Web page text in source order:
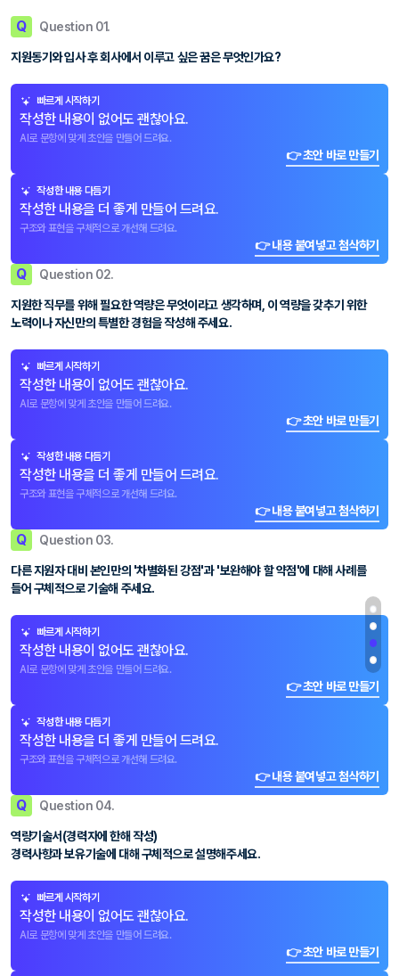
Q Question 01.
지원동기와 입사 후 회사에서 이루고 싶은 꿈은 무엇인가요?
빠르게 시작하기
작성한 내용이 없어도 괜찮아요.
AI로 문항에 맞게 초안을 만들어 드려요.
👉 초안 바로 만들기
작성한 내용 다듬기
작성한 내용을 더 좋게 만들어 드려요.
구조와 표현을 구체적으로 개선해 드려요.
👉 내용 붙여넣고 첨삭하기
Q Question 02.
지원한 직무를 위해 필요한 역량은 무엇이라고 생각하며, 이 역량을 갖추기 위한
노력이나 자신만의 특별한 경험을 작성해 주세요.
빠르게 시작하기
작성한 내용이 없어도 괜찮아요.
AI로 문항에 맞게 초안을 만들어 드려요.
👉 초안 바로 만들기
작성한 내용 다듬기
작성한 내용을 더 좋게 만들어 드려요.
구조와 표현을 구체적으로 개선해 드려요.
👉 내용 붙여넣고 첨삭하기
Q Question 03.
다른 지원자 대비 본인만의 '차별화된 강점'과 '보완해야 할 약점'에 대해 사례를
들어 구체적으로 기술해 주세요.
빠르게 시작하기
작성한 내용이 없어도 괜찮아요.
AI로 문항에 맞게 초안을 만들어 드려요.
👉 초안 바로 만들기
작성한 내용 다듬기
작성한 내용을 더 좋게 만들어 드려요.
구조와 표현을 구체적으로 개선해 드려요.
👉 내용 붙여넣고 첨삭하기
Q Question 04.
역량기술서(경력자에 한해 작성)
경력사항과 보유기술에 대해 구체적으로 설명해주세요.
빠르게 시작하기
작성한 내용이 없어도 괜찮아요.
AI로 문항에 맞게 초안을 만들어 드려요.
👉 초안 바로 만들기